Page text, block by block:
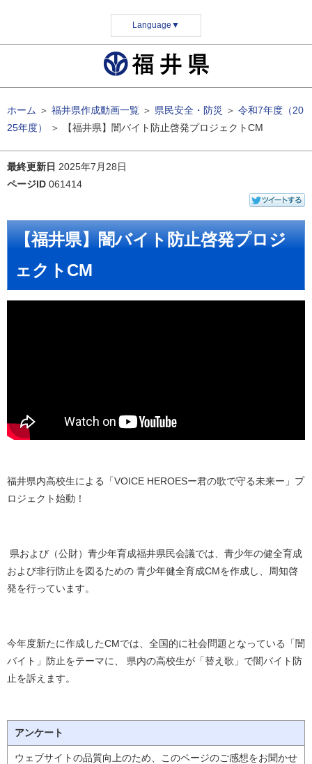
Language ▼
ホーム ＞ 福井県作成動画一覧 ＞ 県民安全・防災 ＞ 令和7年度（20
25年度）
＞ 【福井県】闇バイト防止啓発プロジェクトCM
最終更新日 2025年7月28日
ページID 061414
【福井県】闇バイト防止啓発プロジ
ェクトCM
福井県内高校生による「VOICE HEROESー君の歌で守る未来ー」プ
ロジェクト始動！
県および（公財）青少年育成福井県民会議では、青少年の健全育成
および非行防止を図るための 青少年健全育成CMを作成し、周知啓
発を行っています。
今年度新たに作成したCMでは、全国的に社会問題となっている「闇
バイト」防止をテーマに、 県内の高校生が「替え歌」で闇バイト防
止を訴えます。
アンケート
ウェブサイトの品質向上のため、このページのご感想をお聞かせ